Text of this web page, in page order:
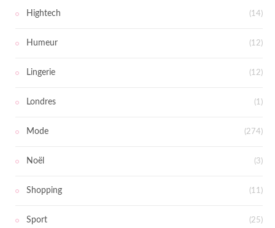
Hightech (14)
Humeur (12)
Lingerie (12)
Londres (1)
Mode (274)
Noël (3)
Shopping (11)
Sport (25)